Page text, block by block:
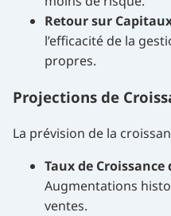
Retour sur
l’efficacité de la
propres.
Projections de
La prévision de la
Taux de Croissance
Augmentations
ventes.